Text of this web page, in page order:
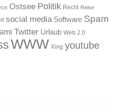
Ostsee Politik Recht Reise
social media Software Spam
Twitter Urlaub Web 2.0
WWW Xing youtube